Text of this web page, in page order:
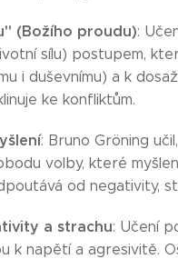
(Božího proudu):
sílu) postupem,
i duševnímu) a k
ke konfliktům.
: Bruno Gröning
volby, které
od negativity,
a strachu: Učení
k napětí a agresivitě.